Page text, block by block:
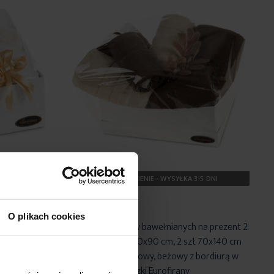
O plikach cookies
2
NA ZAMÓWIENIE - WYSYŁKA 3-5 DNI
Zestaw ręczników bawełnianych na prezent 2
szt 30x50, 2 szt 50x90 cm, 2 szt 70x140 cm
kolor ciemnobrązowy, beżowy z bordiurą w